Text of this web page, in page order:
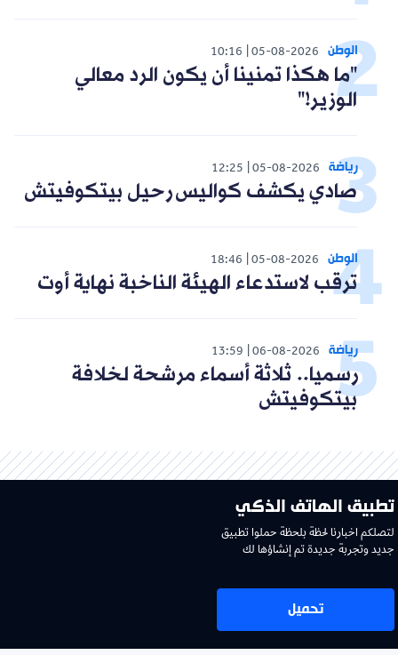
الوطن 05-08-2026
10:16
"ما هكذا تمنينا أن يكون الرد معالي
الوزير!"
رياضة 05-08-2026
12:25
صادي يكشف كواليس رحيل بيتكوفيتش
الوطن 05-08-2026
18:46
ترقب لاستدعاء الهيئة الناخبة نهاية أوت
رياضة 06-08-2026
13:59
رسميا.. ثلاثة أسماء مرشحة لخلافة
بيتكوفيتش
تطبيق الهاتف الذكي
لتصلكم اخبارنا لحظة بلحظة حملوا تطبيق
جديد وتجربة جديدة تم إنشاؤها لك
تحميل